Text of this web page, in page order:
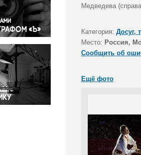
и конфликты
Медведева
Категория: Досуг,
Место: Россия,
Сообщить об
Ещё фото